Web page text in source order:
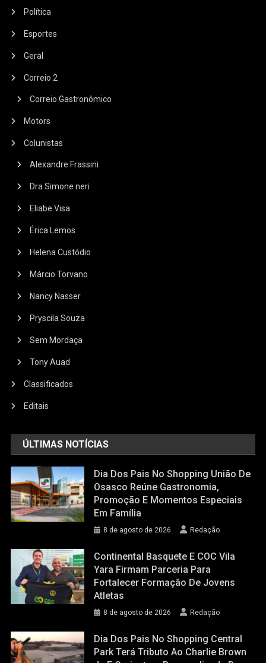
Política
Esportes
Geral
Correio 2
Correio Gastronômico
Motors
Colunistas
Alexandre Frassini
Dra Simone neri
Eliabe Visa
Érica Lemos
Helena Custódio
Márcio Torvano
Nancy Nasser
Pryscila Souza
Sem Mordaça
Tony Auad
Classificados
Editais
ÚLTIMAS NOTÍCIAS
Dia Dos Pais No Shopping União De
Osasco Reúne Gastronomia,
Promoção E Momentos Especiais
Em Família
8 de agosto de 2026 Redação
Continental Basquete E COC Vila
Yara Firmam Parceria Para
Fortalecer Formação De Jovens
Atletas
8 de agosto de 2026 Redação
Dia Dos Pais No Shopping Central
Park Terá Tributo Ao Charlie Brown